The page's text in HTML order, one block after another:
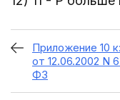
Приложение 10
от 12.06.2002 N
ФЗ